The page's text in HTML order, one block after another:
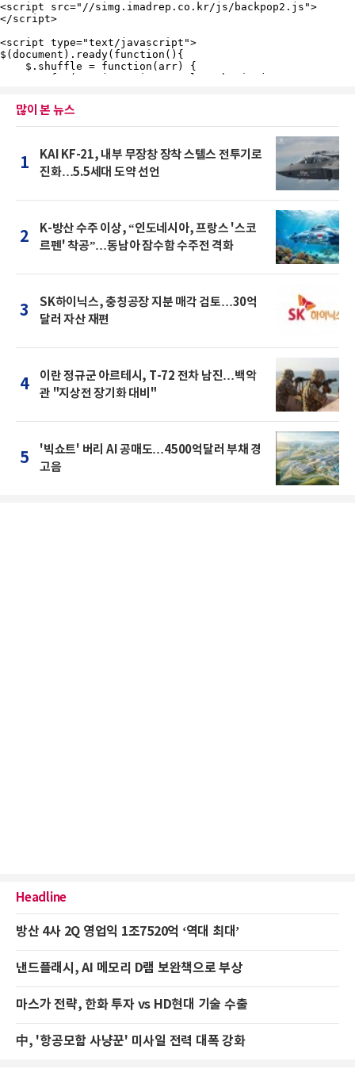
많이 본 뉴스
1
KAI KF-21, 내부 무장창 장착 스텔스 전투기로
진화…5.5세대 도약 선언
2
K-방산 수주 이상, “인도네시아, 프랑스 '스코
르펜' 착공”…동남아 잠수함 수주전 격화
3
SK하이닉스, 충칭공장 지분 매각 검토…30억
달러 자산 재편
4
이란 정규군 아르테시, T-72 전차 남진…백악
관 "지상전 장기화 대비"
5
'빅쇼트' 버리 AI 공매도…4500억달러 부채 경
고음
Headline
방산 4사 2Q 영업익 1조7520억 ‘역대 최대’
낸드플래시, AI 메모리 D램 보완책으로 부상
마스가 전략, 한화 투자 vs HD현대 기술 수출
中, '항공모함 사냥꾼' 미사일 전력 대폭 강화